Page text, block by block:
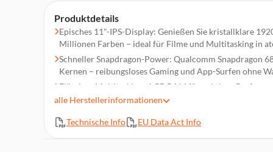
Produktdetails
Episches 11"-IPS-Display: Genießen Sie kristallklare
Millionen Farben – ideal für Filme und Multitasking in
Schneller Snapdragon-Power: Qualcomm Snapdragon
Kernen – reibungsloses Gaming und App-Surfen ohne
Flüssiges Multitasking: 4 GB RAM für nahtlose
Unterhaltung – Ihr Tablet bleibt immer einen Schritt
erweitern Sie bei Bedarf!
Kristallklare Audio-Show: 4 eingebaute Lautsprecher
alle Herstellerinformationen
Technische Info EU Data Act Info